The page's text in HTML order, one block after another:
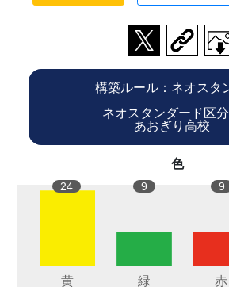
構築ルール：ネオスタ
ネオスタンダード区分
あおぎり高校
色
24 9 9